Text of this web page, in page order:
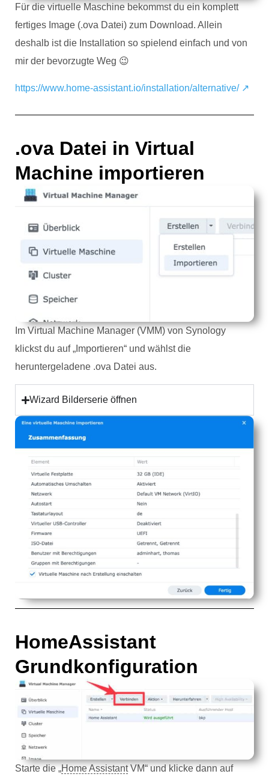
Für die virtuelle Maschine bekommst du ein komplett
fertiges Image (.ova Datei) zum Download. Allein
deshalb ist die Installation so spielend einfach und von
mir der bevorzugte Weg 😉
https://www.home-assistant.io/installation/alternative/ ↗
.ova Datei in Virtual
Machine importieren
Im Virtual Machine Manager (VMM) von Synology
klickst du auf „Importieren“ und wählst die
heruntergeladene .ova Datei aus.
Wizard Bilderserie öffnen
HomeAssistant
Grundkonfiguration
Starte die „Home AssistantVM“ und klicke dann auf